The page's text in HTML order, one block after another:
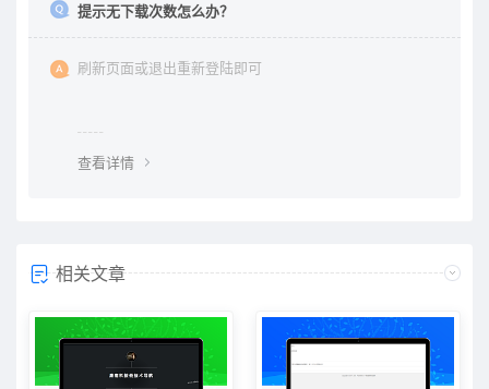
提示无下载次数怎么办？
刷新页面或退出重新登陆即可
查看详情
相关文章